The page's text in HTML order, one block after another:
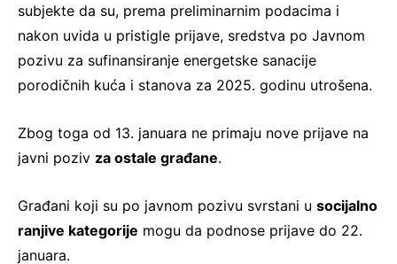
subjekte da su, prema preliminarnim podacima i
nakon uvida u pristigle prijave, sredstva po Javnom
pozivu za sufinansiranje energetske sanacije
porodičnih kuća i stanova za 2025. godinu utrošena.
Zbog toga od 13. januara ne primaju nove prijave na
javni poziv za ostale građane.
Građani koji su po javnom pozivu svrstani u socijalno
ranjive kategorije mogu da podnose prijave do 22.
januara.